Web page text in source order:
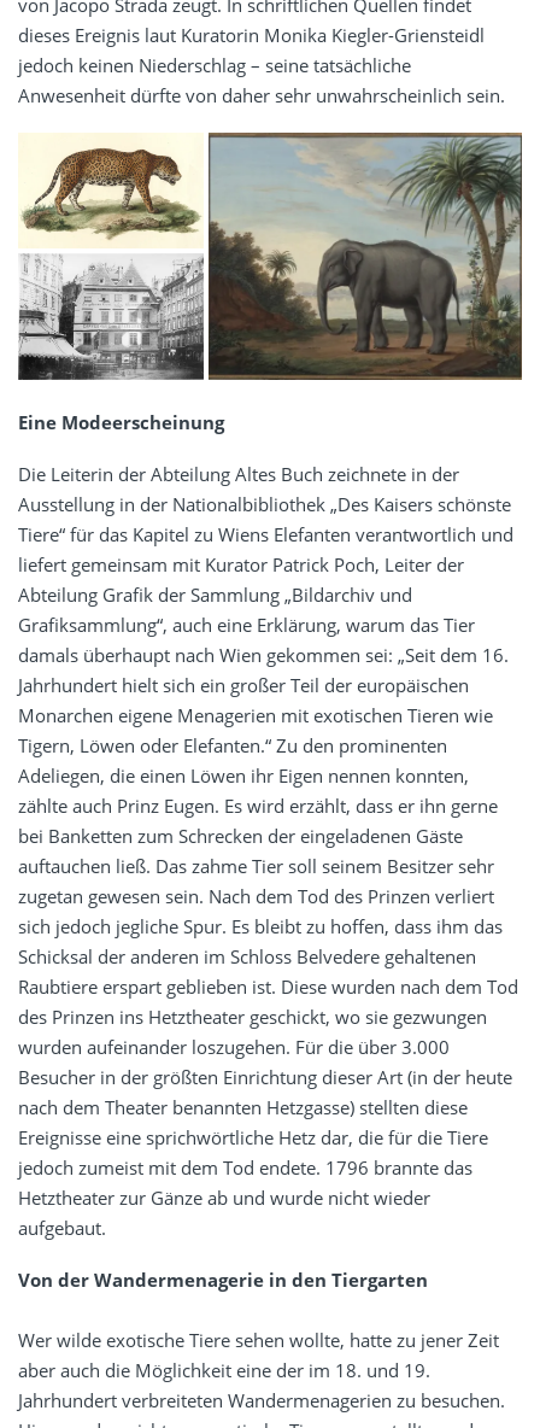
von Jacopo Strada zeugt. In schriftlichen Quellen findet
dieses Ereignis laut Kuratorin Monika Kiegler-Griensteidl
jedoch keinen Niederschlag – seine tatsächliche
Anwesenheit dürfte von daher sehr unwahrscheinlich sein.
Eine Modeerscheinung
Die Leiterin der Abteilung Altes Buch zeichnete in der
Ausstellung in der Nationalbibliothek „Des Kaisers schönste
Tiere“ für das Kapitel zu Wiens Elefanten verantwortlich und
liefert gemeinsam mit Kurator Patrick Poch, Leiter der
Abteilung Grafik der Sammlung „Bildarchiv und
Grafiksammlung“, auch eine Erklärung, warum das Tier
damals überhaupt nach Wien gekommen sei: „Seit dem 16.
Jahrhundert hielt sich ein großer Teil der europäischen
Monarchen eigene Menagerien mit exotischen Tieren wie
Tigern, Löwen oder Elefanten.“ Zu den prominenten
Adeliegen, die einen Löwen ihr Eigen nennen konnten,
zählte auch Prinz Eugen. Es wird erzählt, dass er ihn gerne
bei Banketten zum Schrecken der eingeladenen Gäste
auftauchen ließ. Das zahme Tier soll seinem Besitzer sehr
zugetan gewesen sein. Nach dem Tod des Prinzen verliert
sich jedoch jegliche Spur. Es bleibt zu hoffen, dass ihm das
Schicksal der anderen im Schloss Belvedere gehaltenen
Raubtiere erspart geblieben ist. Diese wurden nach dem Tod
des Prinzen ins Hetztheater geschickt, wo sie gezwungen
wurden aufeinander loszugehen. Für die über 3.000
Besucher in der größten Einrichtung dieser Art (in der heute
nach dem Theater benannten Hetzgasse) stellten diese
Ereignisse eine sprichwörtliche Hetz dar, die für die Tiere
jedoch zumeist mit dem Tod endete. 1796 brannte das
Hetztheater zur Gänze ab und wurde nicht wieder
aufgebaut.
Von der Wandermenagerie in den Tiergarten
Wer wilde exotische Tiere sehen wollte, hatte zu jener Zeit
aber auch die Möglichkeit eine der im 18. und 19.
Jahrhundert verbreiteten Wandermenagerien zu besuchen.